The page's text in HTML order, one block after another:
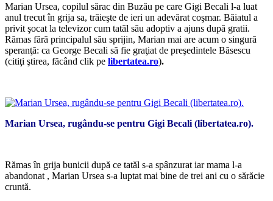
Marian Ursea, copilul sărac din Buzău pe care Gigi Becali l-a luat
anul trecut în grija sa, trăieşte de ieri un adevărat coşmar. Băiatul a
privit şocat la televizor cum tatăl său adoptiv a ajuns după gratii.
Rămas fără principalul său sprijin, Marian mai are acum o singură
speranţă: ca George Becali să fie graţiat de preşedintele Băsescu
(citiţi ştirea, făcând clik pe libertatea.ro).
Marian Ursea, rugându-se pentru Gigi Becali (libertatea.ro).
Rămas în grija bunicii după ce tatăl s-a spânzurat iar mama l-a
abandonat , Marian Ursea s-a luptat mai bine de trei ani cu o sărăcie
cruntă.